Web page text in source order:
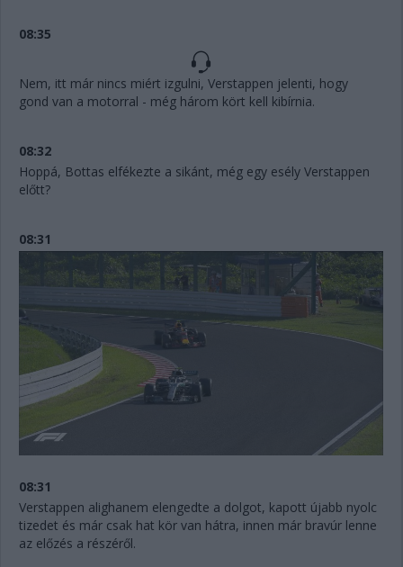
08:35
Nem, itt már nincs miért izgulni, Verstappen jelenti, hogy
gond van a motorral - még három kört kell kibírnia.
08:32
Hoppá, Bottas elfékezte a sikánt, még egy esély Verstappen
előtt?
08:31
08:31
Verstappen alighanem elengedte a dolgot, kapott újabb nyolc
tizedet és már csak hat kör van hátra, innen már bravúr lenne
az előzés a részéről.